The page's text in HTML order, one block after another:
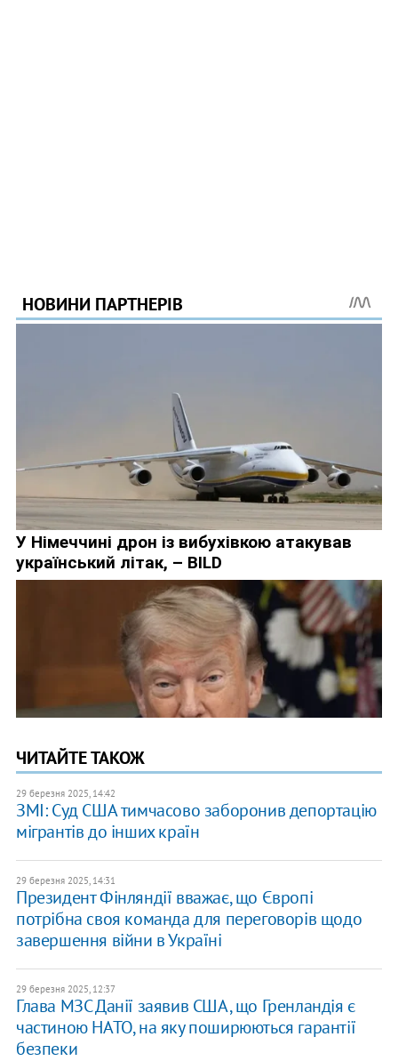
ЧИТАЙТЕ ТАКОЖ
29 березня 2025, 14:42
ЗМІ: Суд США тимчасово заборонив депортацію
мігрантів до інших країн
29 березня 2025, 14:31
Президент Фінляндії вважає, що Європі
потрібна своя команда для переговорів щодо
завершення війни в Україні
29 березня 2025, 12:37
​Глава МЗС Данії заявив США, що Гренландія є
частиною НАТО, на яку поширюються гарантії
безпеки